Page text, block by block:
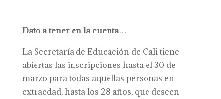
Dato a tener en la cuenta…
La Secretaría de Educación de Cali tiene
abiertas las inscripciones hasta el 30 de
marzo para todas aquellas personas en
extraedad, hasta los 28 años, que deseen